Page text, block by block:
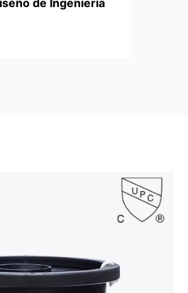
de Ingeniería